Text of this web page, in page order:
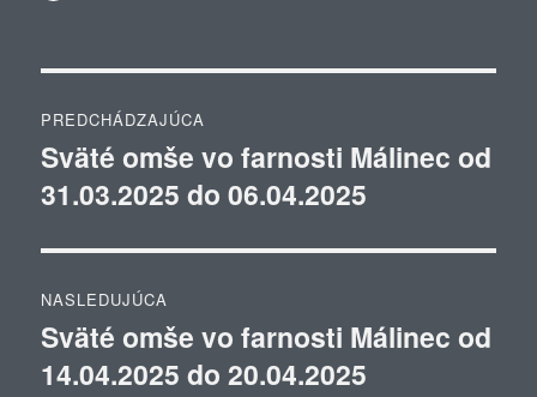
v
článku
PREDCHÁDZAJÚCA
Predchádzajúci
článok:
Sväté omše vo farnosti Málinec od
31.03.2025 do 06.04.2025
NASLEDUJÚCA
Ďalší
článok:
Sväté omše vo farnosti Málinec od
14.04.2025 do 20.04.2025